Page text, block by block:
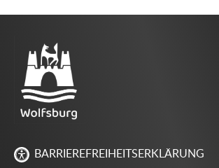
BARRIEREFREIHEITSERKLÄRUNG